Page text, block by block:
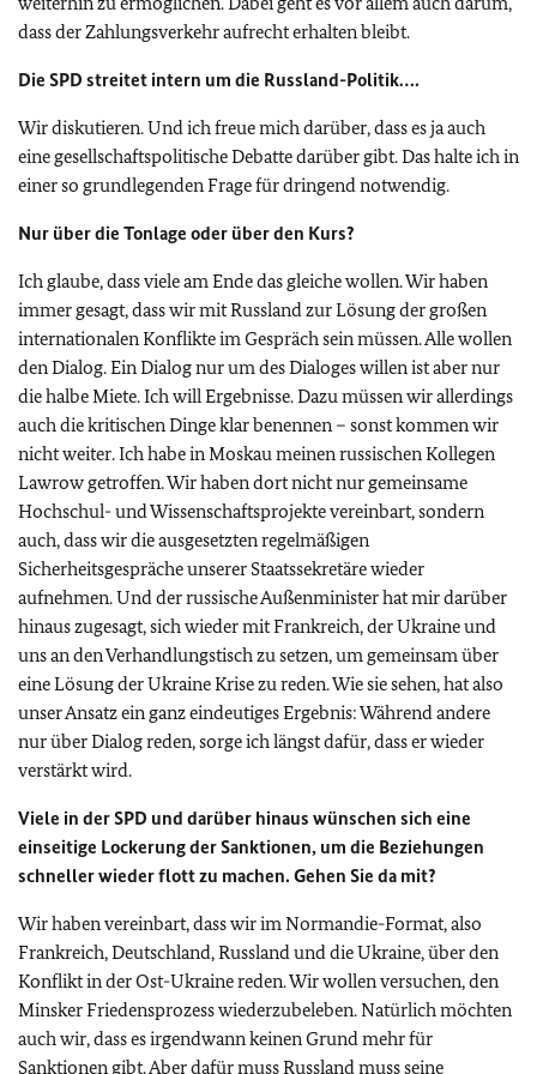
dass der Zahlungsverkehr aufrecht erhalten bleibt.
Die SPD streitet intern um die Russland-Politik….
Wir diskutieren. Und ich freue mich darüber, dass es ja auch
eine gesellschaftspolitische Debatte darüber gibt. Das halte ich in
einer so grundlegenden Frage für dringend notwendig.
Nur über die Tonlage oder über den Kurs?
Ich glaube, dass viele am Ende das gleiche wollen. Wir haben
immer gesagt, dass wir mit Russland zur Lösung der großen
internationalen Konflikte im Gespräch sein müssen. Alle wollen
den Dialog. Ein Dialog nur um des Dialoges willen ist aber nur
die halbe Miete. Ich will Ergebnisse. Dazu müssen wir allerdings
auch die kritischen Dinge klar benennen – sonst kommen wir
nicht weiter. Ich habe in Moskau meinen russischen Kollegen
Lawrow getroffen. Wir haben dort nicht nur gemeinsame
Hochschul- und Wissenschaftsprojekte vereinbart, sondern
auch, dass wir die ausgesetzten regelmäßigen
Sicherheitsgespräche unserer Staatssekretäre wieder
aufnehmen. Und der russische Außenminister hat mir darüber
hinaus zugesagt, sich wieder mit Frankreich, der Ukraine und
uns an den Verhandlungstisch zu setzen, um gemeinsam über
eine Lösung der Ukraine Krise zu reden. Wie sie sehen, hat also
unser Ansatz ein ganz eindeutiges Ergebnis: Während andere
nur über Dialog reden, sorge ich längst dafür, dass er wieder
verstärkt wird.
Viele in der SPD und darüber hinaus wünschen sich eine
einseitige Lockerung der Sanktionen, um die Beziehungen
schneller wieder flott zu machen. Gehen Sie da mit?
Wir haben vereinbart, dass wir im Normandie-Format, also
Frankreich, Deutschland, Russland und die Ukraine, über den
Konflikt in der Ost-Ukraine reden. Wir wollen versuchen, den
Minsker Friedensprozess wiederzubeleben. Natürlich möchten
auch wir, dass es irgendwann keinen Grund mehr für
Sanktionen gibt. Aber dafür muss Russland muss seine